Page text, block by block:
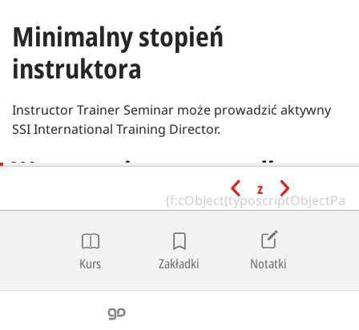
Minimalny stopień
instruktora
Instructor Trainer Seminar może prowadzić aktywny
SSI International Training Director.
Wymagania wstępne dla
kandydata
Minimalny wiek | 21 lat.
Kandydat musi przedstawić pisemne potwierdzenie
asystowania przy co najmniej jednym (1) programie
ITC oraz jednym (1) programie Instructor Crossover
z
Kurs Zakładki Notatki